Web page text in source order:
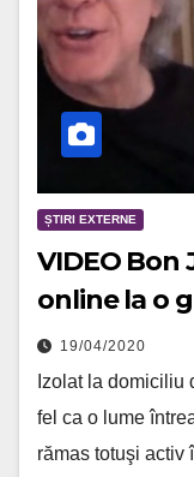
ȘTIRI EXTERNE
VIDEO Bon
online la o
19/04/2020
Izolat la domiciliu
fel ca o lume
rămas totuşi activ